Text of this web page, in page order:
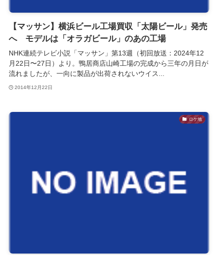
【マッサン】横浜ビール工場買収「太陽ビール」発売
へ モデルは「オラガビール」のあの工場
NHK連続テレビ小説「マッサン」第13週（初回放送：2024年12
月22日〜27日）より。鴨居商店山崎工場の完成から三年の月日が
流れましたが、一向に製品が出荷されないウイス...
2014年12月22日
ロケ地